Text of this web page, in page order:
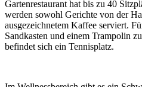
Gartenrestaurant hat bis zu 40
werden sowohl Gerichte von der
ausgezeichnetem Kaffee serviert.
Sandkasten und einem Trampolin
befindet sich ein Tennisplatz.